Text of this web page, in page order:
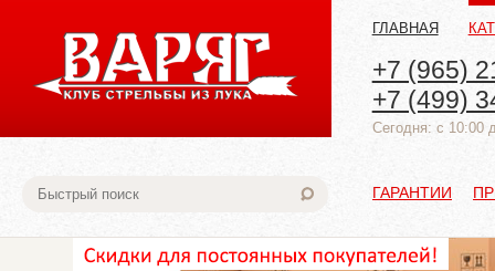
ГЛАВНАЯ
+7 (965)
+7 (499)
Cегодня: с 10:00
ГАРАНТИИ